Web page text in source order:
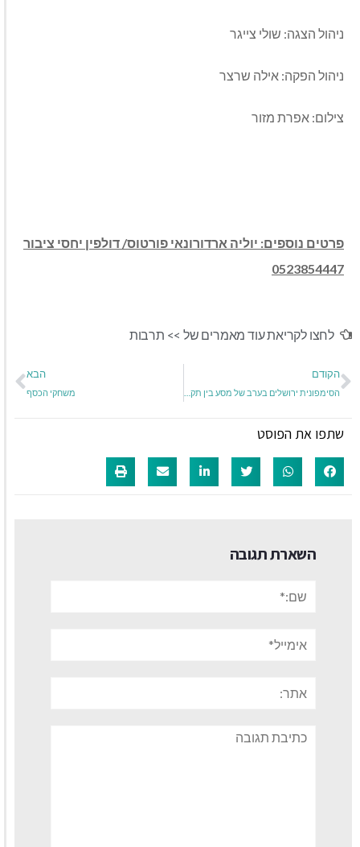
ניהול הצגה: שולי צייגר
ניהול הפקה: אילה שרצר
צילום: אפרת מזור
פרטים נוספים: יוליה ארדורונאי פורטוס/ דולפין יחסי ציבור
0523854447
לחצו לקריאת עוד מאמרים של >> תרבות
הקודם הבא
משחקי הכסף
שתפו את הפוסט
השארת תגובה
תגובה